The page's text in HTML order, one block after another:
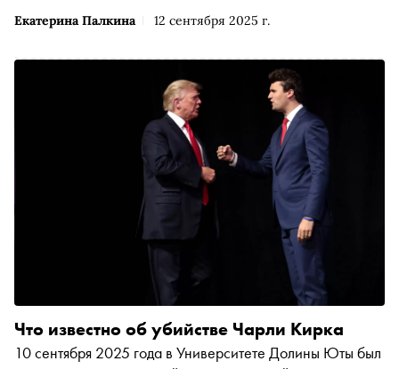
Екатерина Палкина 12 сентября 2025 г.
Что известно об убийстве Чарли Кирка
10 сентября 2025 года в Университете Долины Юты был